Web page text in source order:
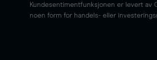
Kundesentimentfunksjonen er levert av
noen form for handels- eller